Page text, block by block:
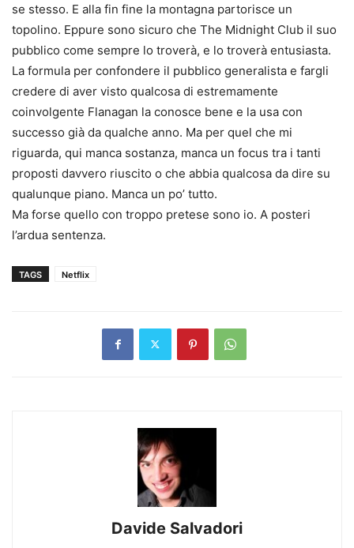
se stesso. E alla fin fine la montagna partorisce un
topolino. Eppure sono sicuro che The Midnight Club il suo
pubblico come sempre lo troverà, e lo troverà entusiasta.
La formula per confondere il pubblico generalista e fargli
credere di aver visto qualcosa di estremamente
coinvolgente Flanagan la conosce bene e la usa con
successo già da qualche anno. Ma per quel che mi
riguarda, qui manca sostanza, manca un focus tra i tanti
proposti davvero riuscito o che abbia qualcosa da dire su
qualunque piano. Manca un po’ tutto.
Ma forse quello con troppo pretese sono io. A posteri
l’ardua sentenza.
TAGS Netflix
Davide Salvadori